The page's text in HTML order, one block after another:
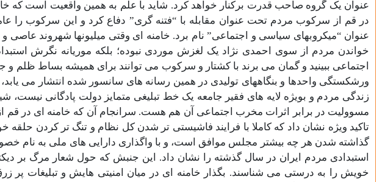
عنوان یک گروه صاحب قدرت برکنار خواهد کرد. شاید با علم به همین واقعیت است که
در قم از سرکوب مردم تحت عنوان مقابله با “فتنه گری” دفاع کرد و این سرکوب را
عنوان “ميکروبهای سياسی و اجتماعی” نام برد. خامنه ای وقتی میلیونها شهروند
خواندن مردم از سوی احمدی نژاد یک لغزش موردی نبوده؛ بلکه موریانه نگرش
اجتماعی ببینید و گمان می برند با کشتار و سرکوب می توانند برای همیشه بساط ظلم و
ورشکستگی واحدها و بنگاههای تولیدی در همین رسانه های سانسور شده انتشار می یابد،
زندگی مردم و بویژه لایه های فقیر جامعه یک خط تبلیغی متمایز دولت پادگانی
مسوولیت در برابر اثرات مخرب اجتماعی آن هم هست. سرانجام آن که خامنه ای در قم
تاکید ویژه نشان داد که کاملا با فرایند فاشیستی تر شدن کل نظام و تنگ تر کردن
گذاشته شدن هر چه بیشتر مجلس موافق است، و با واگذاری دارایی های ملی به نام
استبدادی مردم ایران در سال گذشته را نشان داد. این جنبش که حول شعار مرگ بر
خویش را به درستی می شناسند. بگذار خامنه ای در میان امنیتی هایش و تبلیغات